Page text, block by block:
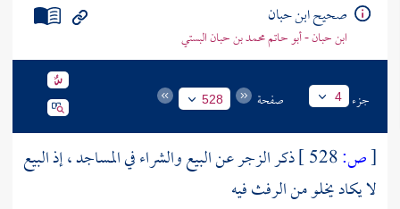
صحيح ابن حبان
ابن حبان - أبو حاتم محمد بن حبان البستي
جزء 4 صفحة 528
[ص:
ذكر الزجر عن البيع والشراء في المساجد ، إذ البيع
لا يكاد يخلو من الرفث فيه